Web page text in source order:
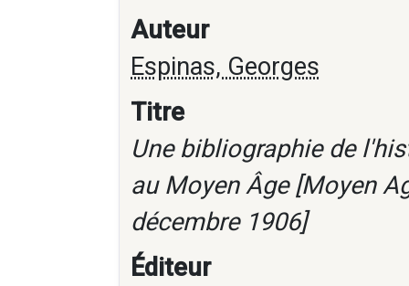
Auteur
Espinas, Georges
Titre
Une bibliographie de
au Moyen Âge [Moyen
décembre 1906]
Éditeur